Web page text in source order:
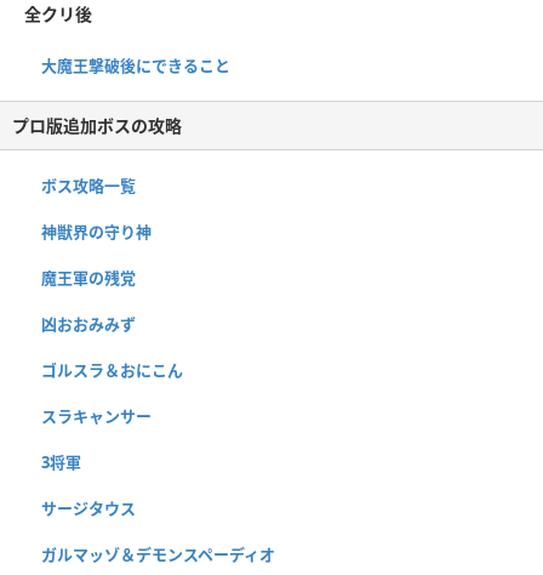
全クリ後
大魔王撃破後にできること
プロ版追加ボスの攻略
ボス攻略一覧
神獣界の守り神
魔王軍の残党
凶おおみみず
ゴルスラ＆おにこん
スラキャンサー
3将軍
サージタウス
ガルマッゾ＆デモンスペーディオ